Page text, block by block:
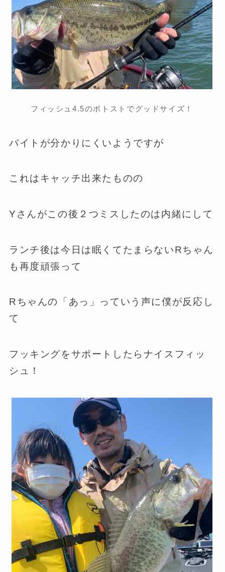
フィッシュ4.5のボトストでグッドサイズ！
バイトが分かりにくいようですが
これはキャッチ出来たものの
Yさんがこの後２つミスしたのは内緒にして
ランチ後は今日は眠くてたまらないRちゃん
も再度頑張って
Rちゃんの「あっ」っていう声に僕が反応し
て
フッキングをサポートしたらナイスフィッ
シュ！